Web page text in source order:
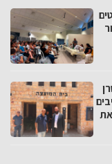
סטודנטים